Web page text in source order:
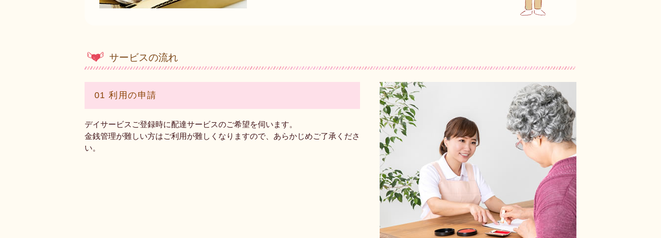
サービスの流れ
01 利用の申請
デイサービスご登録時に配達サービスのご希望を伺います。
金銭管理が難しい方はご利用が難しくなりますので、あらかじめご了承くださ
い。